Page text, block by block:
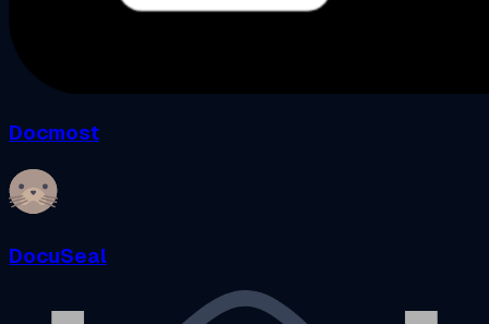
Docmost
DocuSeal